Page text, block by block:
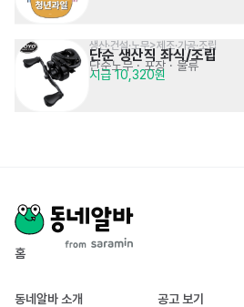
생산·건설·노무>제조·가공·조립
단순 생산직 좌식/조립
단순노무 · 포장 · 물류
시급 10,320원
홈
동네알바 소개 공고 보기